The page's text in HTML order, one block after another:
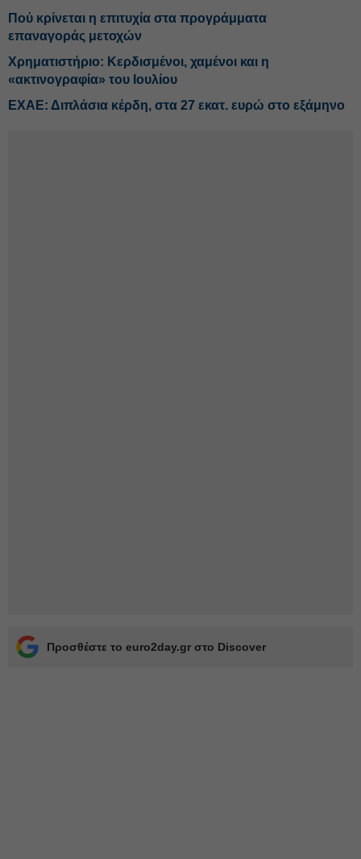
Πού κρίνεται η επιτυχία στα προγράμματα
επαναγοράς μετοχών
Χρηματιστήριο: Κερδισμένοι, χαμένοι και η
«ακτινογραφία» του Ιουλίου
ΕΧΑΕ: Διπλάσια κέρδη, στα 27 εκατ. ευρώ στο εξάμηνο
Προσθέστε το euro2day.gr στο Discover